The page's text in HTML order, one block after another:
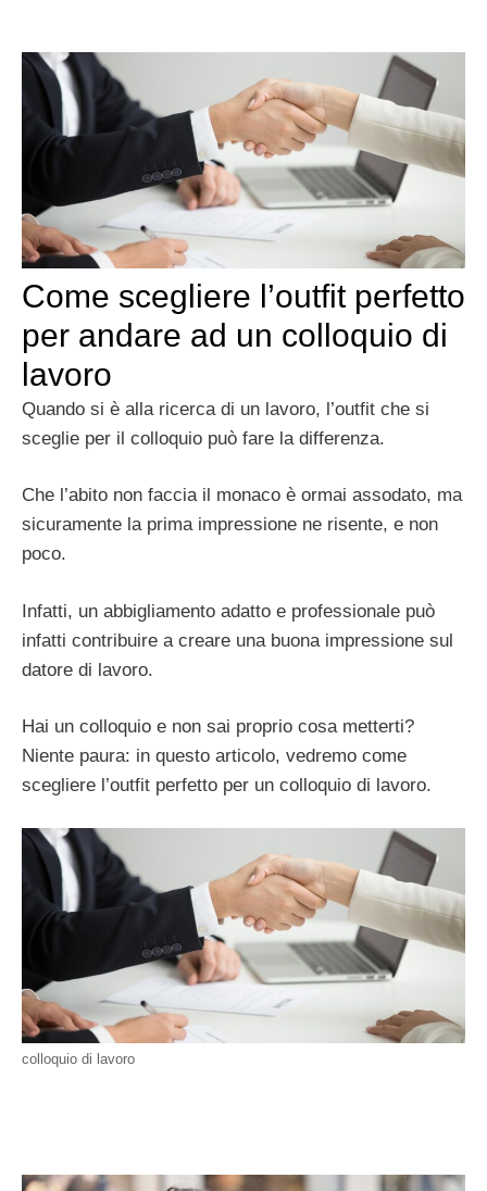
Come scegliere l’outfit perfetto
per andare ad un colloquio di
lavoro
Quando si è alla ricerca di un lavoro, l’outfit che si
sceglie per il colloquio può fare la differenza.
Che l’abito non faccia il monaco è ormai assodato, ma
sicuramente la prima impressione ne risente, e non
poco.
Infatti, un abbigliamento adatto e professionale può
infatti contribuire a creare una buona impressione sul
datore di lavoro.
Hai un colloquio e non sai proprio cosa metterti?
Niente paura: in questo articolo, vedremo come
scegliere l’outfit perfetto per un colloquio di lavoro.
colloquio di lavoro